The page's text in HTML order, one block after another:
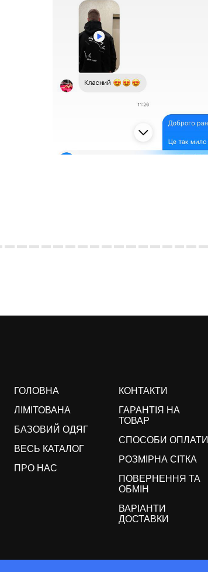
ГОЛОВНА
ЛІМІТОВАНА
БАЗОВИЙ ОДЯГ
ВЕСЬ КАТАЛОГ
ПРО НАС
КОНТАКТИ
ГАРАНТІЯ НА
ТОВАР
СПОСОБИ ОПЛАТИ
РОЗМІРНА СІТКА
ПОВЕРНЕННЯ ТА
ОБМІН
ВАРІАНТИ
ДОСТАВКИ